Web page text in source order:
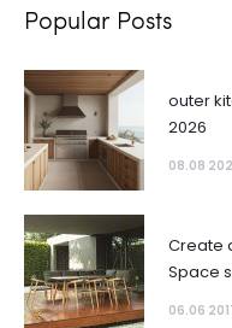
Popular Posts
outer
2026
08.08
Create
Space
06.06